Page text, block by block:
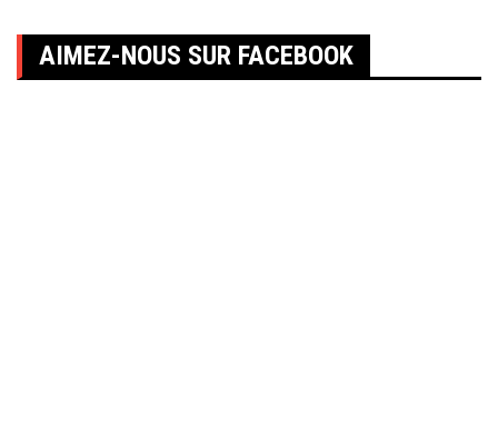
AIMEZ-NOUS SUR FACEBOOK